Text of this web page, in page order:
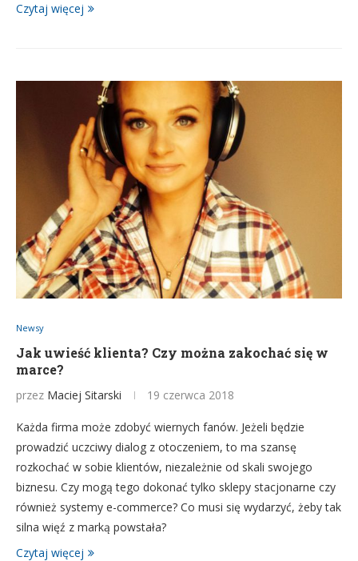
Czytaj więcej
Newsy
Jak uwieść klienta? Czy można zakochać się w
marce?
przez Maciej Sitarski 19 czerwca 2018
Każda firma może zdobyć wiernych fanów. Jeżeli będzie
prowadzić uczciwy dialog z otoczeniem, to ma szansę
rozkochać w sobie klientów, niezależnie od skali swojego
biznesu. Czy mogą tego dokonać tylko sklepy stacjonarne czy
również systemy e-commerce? Co musi się wydarzyć, żeby tak
silna więź z marką powstała?
Czytaj więcej